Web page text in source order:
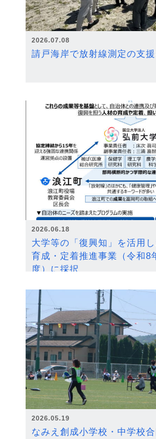
2026.07.08
請戸海岸で放射線測定の支援
2026.06.18
大学等の「復興知」を活用
育成・定着推進事業（令和8
度）に採択
2026.05.19
なみえ創成小学校・中学校